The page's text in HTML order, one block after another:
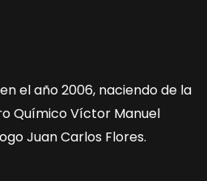
el año 2006, naciendo de la
Químico Víctor Manuel
Juan Carlos Flores.